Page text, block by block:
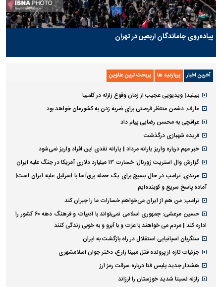
پیاده‌روی جاماندگان اربعین در تهران
آخرین اخبار پربازدید ها پربحث ترین عناوین
ببینید| ویدیویی عجیب از زمان وقوع زلزله در کلمبیا
عارف: دشمن منتظر فرصتی برای ضربه زدن به کشورمان خواهد بود
عراقچی به محسن رضایی پیام داد
فریده شهبازی درگذشت
خبر مهم درباره واریز یارانه مرداد | یارانه نقدی این افراد واریز نمی‌شود
گزارش وال استریت ژورنال: خسارت ۱۳ میلیارد دلاری آمریکا در جنگ علیه ایران
مرندی: ترامپ در حال بسیج برای یک حمله برق‌آسا با اسرئیل علیه ایران است|
آماده پاسخ سریع و کوبنده‌ایم
ترامپ: من هم از ایران می‌خواهم خسارات ما را جبران کند
حسین مرعشی: جمهوری اسلامی نمی‌تواند با ادبیات و فرهنگ دهه ۶۰ کشور را
اداره کند | مردم می خواهند با عزت و با آبرو و به خوبی زندگی کنند
سنگربان اسپانیایی استقلال در راه بازگشت به ایران
جزئیات تازه از پرونده قتل مبینا زارع، دختر جوان اسلامشهری
هشدار جدید پلیس فتا درباره سرقت رمز ارز
زلزله نسبتا شدید خوزستان را لرزاند